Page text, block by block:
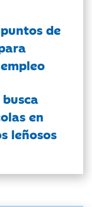
de
en
leñosos